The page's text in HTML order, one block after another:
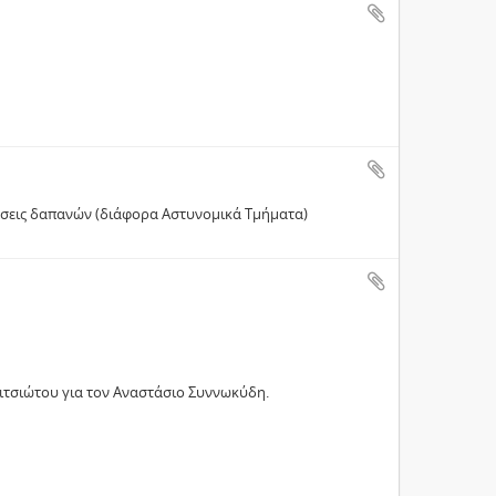
δαπανών (διάφορα Αστυνομικά Τμήματα)
για τον Αναστάσιο Συννωκύδη.